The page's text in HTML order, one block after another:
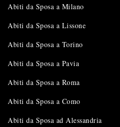
Abiti da Sposa a Milano
Abiti da Sposa a Lissone
Abiti da Sposa a Torino
Abiti da Sposa a Pavia
Abiti da Sposa a Roma
Abiti da Sposa a Como
Abiti da Sposa ad Alessandria